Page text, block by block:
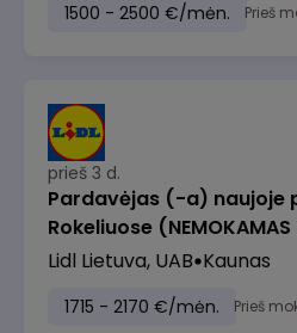
1500 - 2500 €/mėn. Prieš
prieš 3 d.
Pardavėjas (-a) naujoje
Rokeliuose (NEMOKAMAS
Lidl Lietuva, UAB Kaunas
1715 - 2170 €/mėn. Prieš